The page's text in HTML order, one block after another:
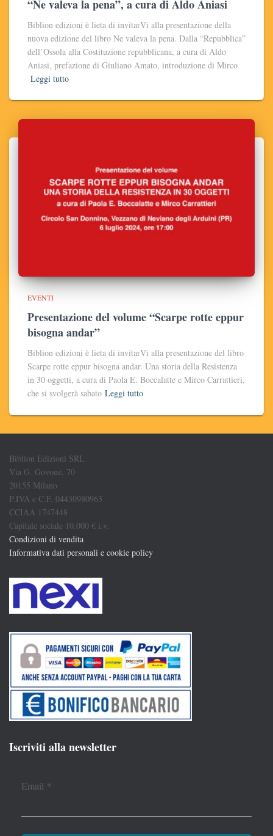
“Ne valeva la pena”, a cura di Aldo Aniasi
Biblion edizioni è lieta di invitarVi alla presentazione della
nuova edizione del libro Ne valeva la pena. Dalla “Repubblica”
dell’Ossola alla Costituzione repubblicana, a cura di Aldo
Aniasi, prefazione di Giuliano Amato, introduzione di Mirco
Leggi tutto
EVENTI
Presentazione del volume “Scarpe rotte eppur
bisogna andar”
Biblion edizioni è lieta di invitarVi alla presentazione del libro
Scarpe rotte eppur bisogna andar. Una storia della Resistenza
in 30 oggetti, a cura di Paola E. Boccalatte e Mirco Carrattieri,
che si svolgerà sabato Leggi tutto
Biblion Edizioni SRL
Via G. Govone, 70
20155 Milano
P.IVA e C.F. 04430980963
CCIAA 1747448
Capitale sociale 10.000 € i.v.
Condizioni di vendita
Informativa dati personali e cookie policy
Iscriviti alla newsletter
Email *